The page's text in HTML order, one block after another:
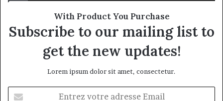
With Product You Purchase
Subscribe to our mailing list to
get the new updates!
Lorem ipsum dolor sit amet, consectetur.